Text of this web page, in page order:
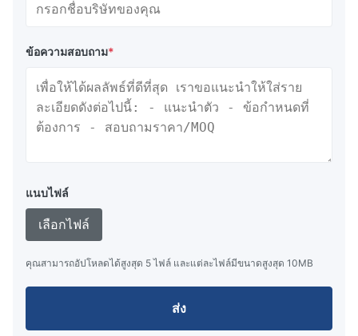
ข้อความสอบถาม*
แนบไฟล์
เลือกไฟล์
คุณสามารถอัปโหลดได้สูงสุด 5 ไฟล์ และแต่ละไฟล์มีขนาดสูงสุด 10MB
ส่ง